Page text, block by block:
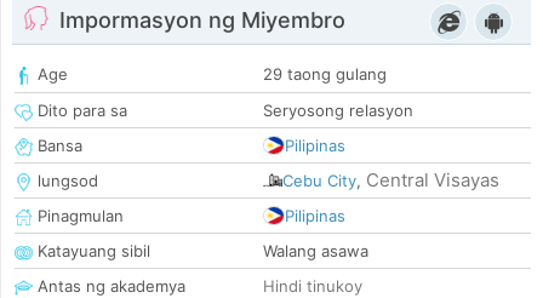
Impormasyon ng Miyembro
Age
29 taong gulang
Dito para sa
Seryosong relasyon
Bansa
Pilipinas
lungsod
Cebu City, Central Visayas
Pinagmulan
Pilipinas
Katayuang sibil
Walang asawa
Antas ng akademya
Hindi tinukoy